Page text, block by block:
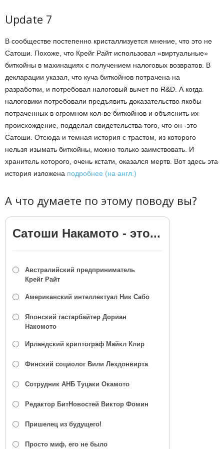
Update 7
В сообществе постепенно кристаллизуется мнение, что это не
Сатоши. Похоже, что Крейг Райт использовал «виртуальные»
биткойны в махинациях с получением налоговых возвратов. В
декларации указал, что куча биткойнов потрачена на
разработки, и потребовал налоговый вычет по R&D. А когда
налоговики потребовали предъявить доказательство якобы
потраченных в огромном кол-ве биткойнов и объяснить их
происхождение, подделал свидетельства того, что он -это
Сатоши. Отсюда и темная история с трастом, из которого
нельзя изымать биткойны, можно только заимствовать. И
хранитель которого, очень кстати, оказался мертв. Вот здесь эта
история изложена подробнее (на англ.)
А что думаете по этому поводу вы?
Сатоши Накамото - это...
Австралийский предприниматель
Крейг Райт
Американский интеллектуал Ник Сабо
Японский гастарбайтер Дориан
Накомото
Ирландский криптограф Майкл Клир
Финский социолог Вили Лехдонвирта
Сотрудник АНБ Туцаки Окамото
Редактор БитНовостей Виктор Фомин
Пришелец из будущего!
Просто миф, его не было